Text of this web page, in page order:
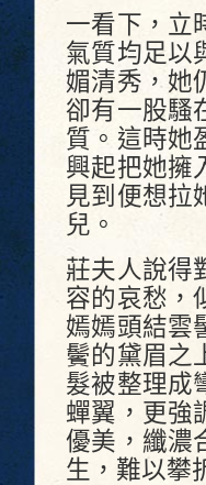
一看下，立
氣質均足以
媚清秀，她
卻有一股騷
質。這時她
興起把她擁
見到便想拉
兒。
莊夫人說得
容的哀愁，
嫣嫣頭結雲
鬢的黛眉之
髮被整理成
蟬翼，更強
優美，纖濃
生，難以攀